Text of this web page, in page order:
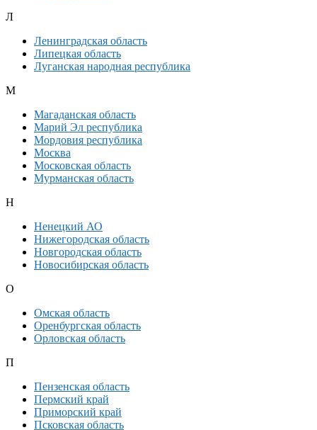
Л
Ленинградская область
Липецкая область
Луганская народная республика
М
Магаданская область
Марий Эл республика
Мордовия республика
Москва
Московская область
Мурманская область
Н
Ненецкий АО
Нижегородская область
Новгородская область
Новосибирская область
О
Омская область
Оренбургская область
Орловская область
П
Пензенская область
Пермский край
Приморский край
Псковская область